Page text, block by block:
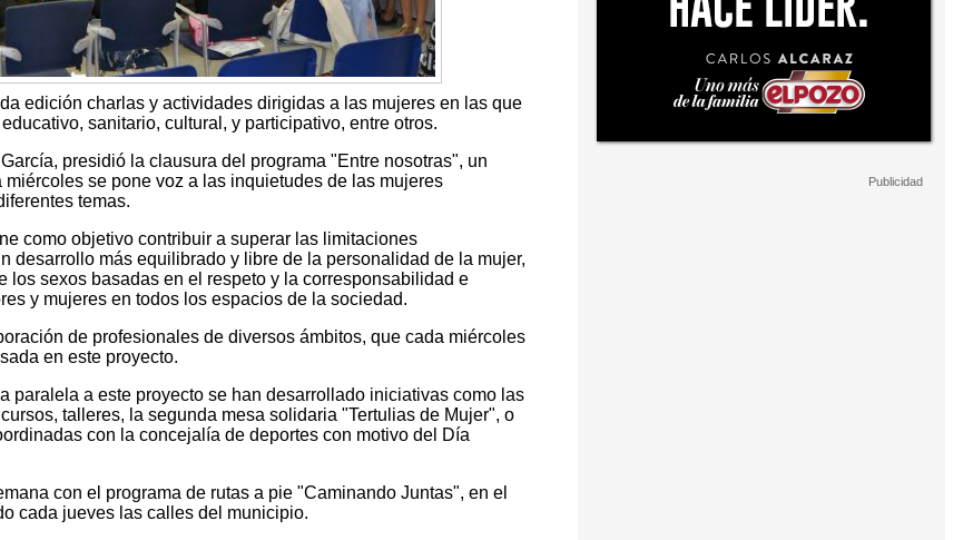
edición charlas y actividades dirigidas a las mujeres en las que
sanitario, cultural, y participativo, entre otros.
presidió la clausura del programa "Entre nosotras", un
se pone voz a las inquietudes de las mujeres
temas.
como objetivo contribuir a superar las limitaciones
desarrollo más equilibrado y libre de la personalidad de la mujer,
los sexos basadas en el respeto y la corresponsabilidad e
y mujeres en todos los espacios de la sociedad.
de profesionales de diversos ámbitos, que cada miércoles
en este proyecto.
paralela a este proyecto se han desarrollado iniciativas como las
talleres, la segunda mesa solidaria "Tertulias de Mujer", o
con la concejalía de deportes con motivo del Día
con el programa de rutas a pie "Caminando Juntas", en el
cada jueves las calles del municipio.